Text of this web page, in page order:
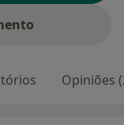
Opiniões